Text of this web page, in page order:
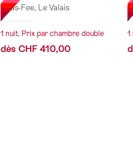
Saas-Fee, Le Valais
1 nuit, Prix par chambre double
dès CHF 410,00
1